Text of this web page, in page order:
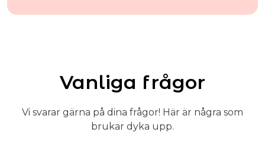
Vanliga frågor
Vi svarar gärna på dina frågor! Här är några som
brukar dyka upp.